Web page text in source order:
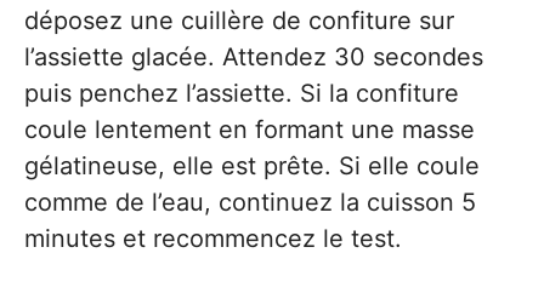
déposez une cuillère de confiture sur
l’assiette glacée. Attendez 30 secondes
puis penchez l’assiette. Si la confiture
coule lentement en formant une masse
gélatineuse, elle est prête. Si elle coule
comme de l’eau, continuez la cuisson 5
minutes et recommencez le test.